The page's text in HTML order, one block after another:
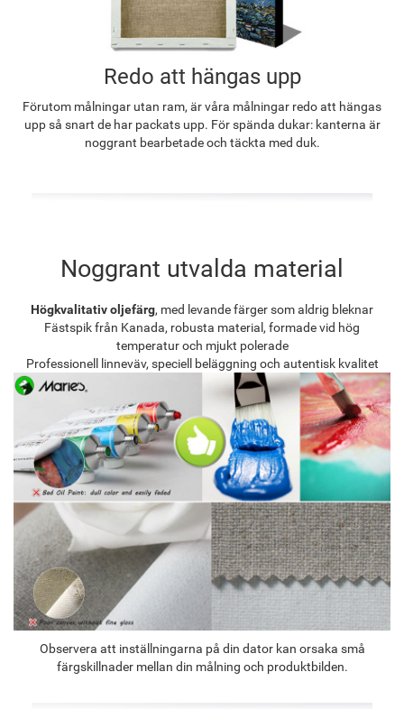
Redo att hängas upp
Förutom målningar utan ram, är våra målningar redo att hängas
upp så snart de har packats upp. För spända dukar: kanterna är
noggrant bearbetade och täckta med duk.
Noggrant utvalda material
Högkvalitativ oljefärg, med levande färger som aldrig bleknar
Fästspik från Kanada, robusta material, formade vid hög
temperatur och mjukt polerade
Professionell linneväv, speciell beläggning och autentisk kvalitet
Observera att inställningarna på din dator kan orsaka små
färgskillnader mellan din målning och produktbilden.